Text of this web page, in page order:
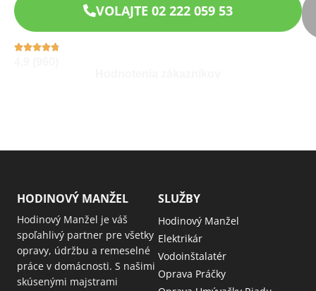
VOLAJTE 02 222 059 53
HODINOVÝ MANŽEL
Hodinový Manžel je váš
spoľahlivý partner pre všetky
opravy, údržbu a remeselné
práce v domácnosti. S našimi
skúsenými majstrami
SLUŽBY
Hodinový Manžel
Elektrikár
Vodoinštalatér
Oprava Práčky